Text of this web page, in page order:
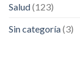
Salud(123)
Sin categoría(3)